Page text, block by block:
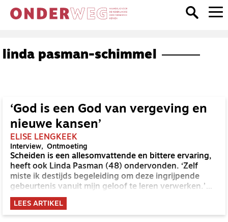
linda pasman-schimmel
‘God is een God van vergeving en
nieuwe kansen’
ELISE LENGKEEK
Interview Ontmoeting
Scheiden is een allesomvattende en bittere ervaring,
heeft ook Linda Pasman (48) ondervonden. ‘Zelf
miste ik destijds begeleiding om deze ingrijpende
gebeurtenis vanuit mijn geloof te leren verwerken.’
Waar moest zijzelf doorheen om haar leven weer op
de rails te krijgen? En hoe leerde ze opnieuw geloven
in liefde die wel lukt?
LEES ARTIKEL